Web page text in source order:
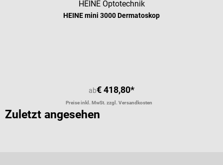
HEINE Optotechnik
HEINE mini 3000 Dermatoskop
ab€ 418,80*
Preise inkl. MwSt. zzgl. Versandkosten
Zuletzt angesehen